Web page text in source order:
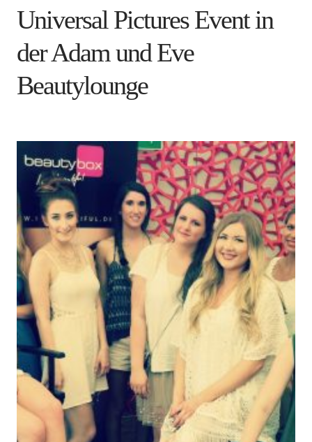
Universal Pictures Event in
der Adam und Eve
Beautylounge